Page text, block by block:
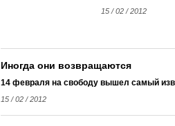
15 / 02 / 2012
Иногда они возвращаются
14 февраля на свободу вышел самый
15 / 02 / 2012